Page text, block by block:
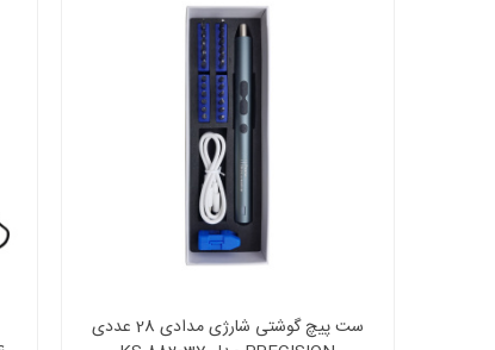
ست پیچ گوشتی شارژی مدادی 28 عددی